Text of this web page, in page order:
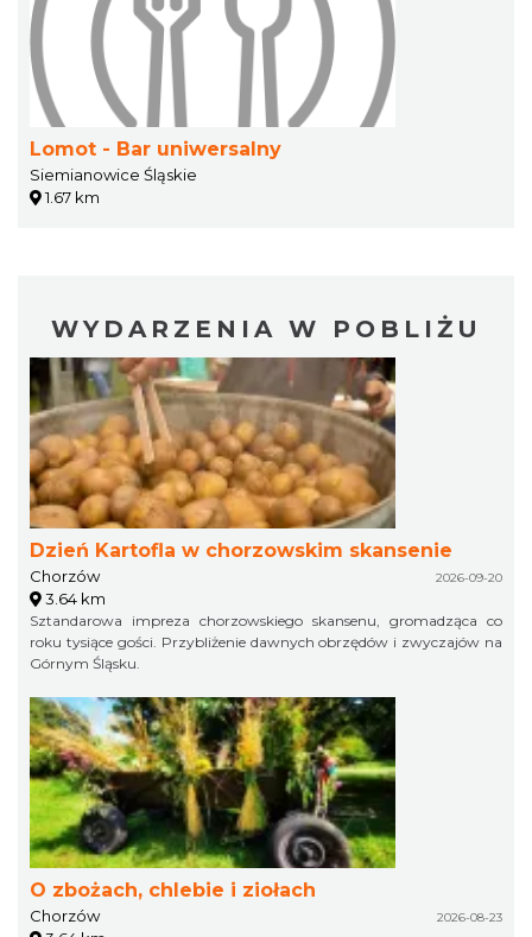
Lomot - Bar uniwersalny
Siemianowice Śląskie
1.67 km
WYDARZENIA W POBLIŻU
Dzień Kartofla w chorzowskim skansenie
Chorzów 2026-09-20
3.64 km
Sztandarowa impreza chorzowskiego skansenu, gromadząca co
roku tysiące gości. Przybliżenie dawnych obrzędów i zwyczajów na
Górnym Śląsku.
O zbożach, chlebie i ziołach
Chorzów 2026-08-23